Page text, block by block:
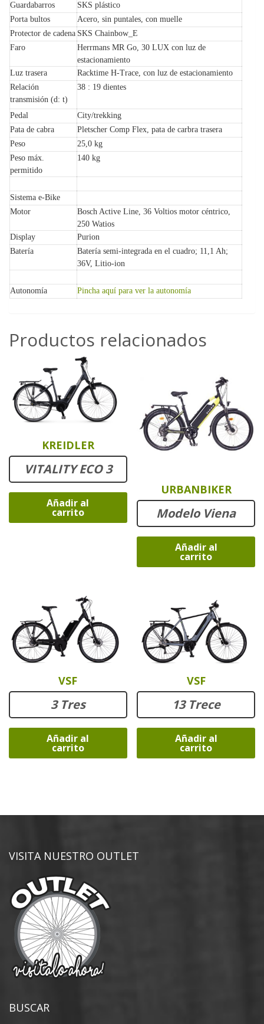
Guardabarros
SKS plástico
Porta bultos
Acero, sin puntales, con muelle
Protector de cadena SKS Chainbow_E
Faro
Herrmans MR Go, 30 LUX con luz de
estacionamiento
Luz trasera
Racktime H-Trace, con luz de estacionamiento
Relación
transmisión (d: t)
38 : 19 dientes
Pedal
City/trekking
Pata de cabra
Pletscher Comp Flex, pata de carbra trasera
Peso
25,0 kg
Peso máx.
permitido
140 kg
Sistema e-Bike
Motor
Bosch Active Line, 36 Voltios motor céntrico,
250 Watios
Display
Purion
Batería
Batería semi-integrada en el cuadro; 11,1 Ah;
36V, Litio-ion
Autonomía Pincha aquí para ver la autonomía
Productos relacionados
KREIDLER
VITALITY ECO 3
Añadir al
carrito
URBANBIKER
Modelo Viena
Añadir al
carrito
VSF
3 Tres
Añadir al
carrito
VSF
13 Trece
Añadir al
carrito
VISITA NUESTRO OUTLET
BUSCAR